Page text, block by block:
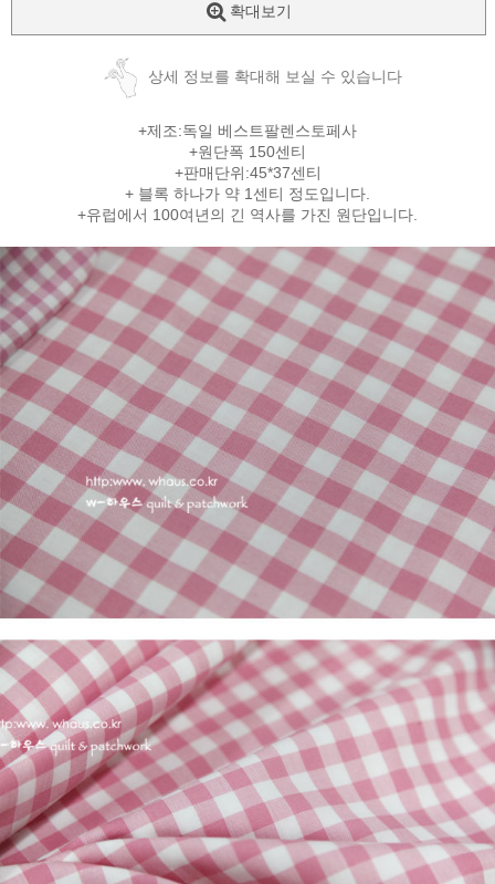
확대보기
상세 정보를 확대해 보실 수 있습니다
+제조:독일 베스트팔렌스토페사
+원단폭 150센티
+판매단위:45*37센티
+ 블록 하나가 약 1센티 정도입니다.
+유럽에서 100여년의 긴 역사를 가진 원단입니다.